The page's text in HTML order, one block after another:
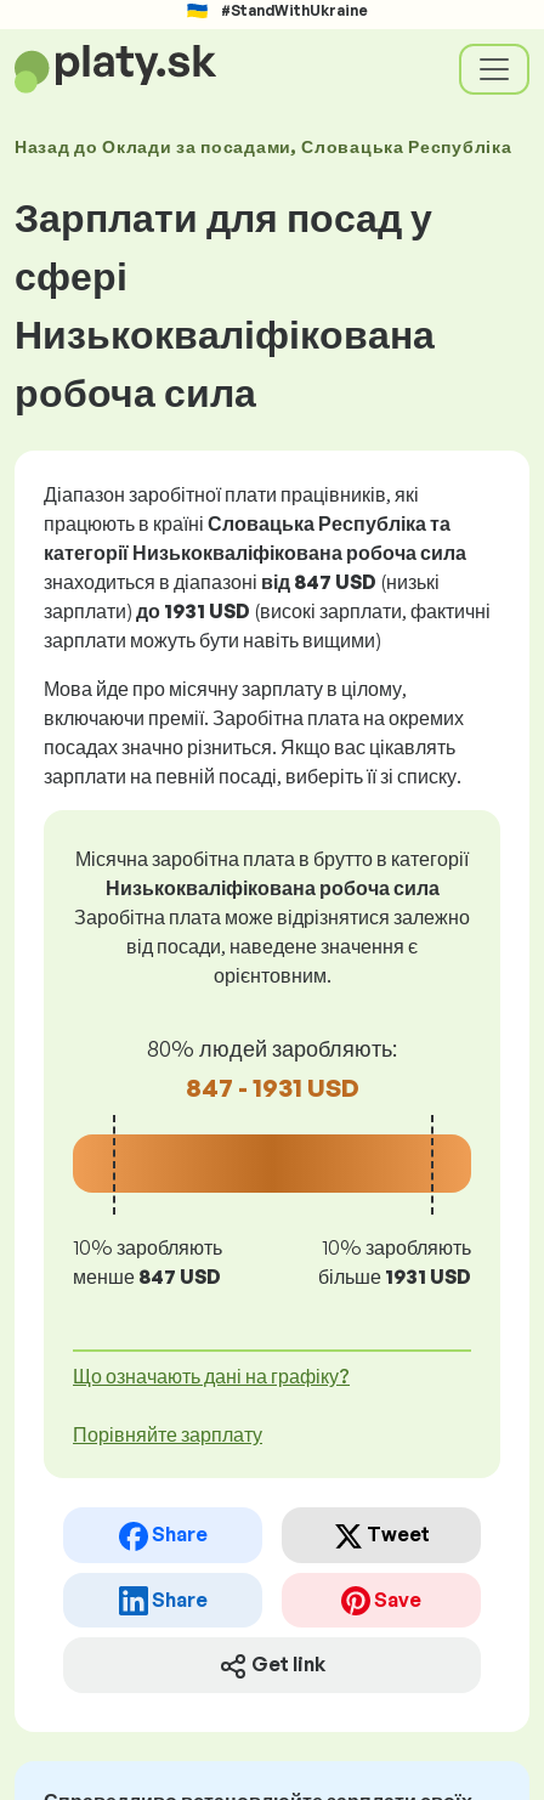
#StandWithUkraine
Назад доОкладиза посадами, Словацька Республіка
Зарплати для посад у
сфері
Низькокваліфікована
робоча сила
Діапазон заробітної плати працівників, які
працюють в країні Словацька Республіка та
категорії Низькокваліфікована робоча сила
знаходиться в діапазоні від 847 USD (низькі
зарплати) до 1931 USD (високі зарплати, фактичні
зарплати можуть бути навіть вищими)
Мова йде про місячну зарплату в цілому,
включаючи премії. Заробітна плата на окремих
посадах значно різниться. Якщо вас цікавлять
зарплати на певній посаді, виберіть її зі списку.
Місячна заробітна плата в брутто в категорії
Низькокваліфікована робоча сила
Заробітна плата може відрізнятися залежно
від посади, наведене значення є
орієнтовним.
80% людей заробляють:
847 - 1931 USD
10% заробляють
менше 847 USD
10% заробляють
більше 1931 USD
Що означають дані на графіку?
Порівняйте зарплату
Share Tweet
Share Save
Get link